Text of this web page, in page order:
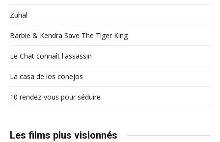
Zuhal
Barbie & Kendra Save The Tiger King
Le Chat connaît l'assassin
La casa de los conejos
10 rendez-vous pour séduire
Les films plus visionnés